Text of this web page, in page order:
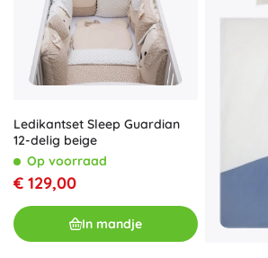
Ledikantset Sleep Guardian
12-delig beige
Op voorraad
€ 129,00
In mandje